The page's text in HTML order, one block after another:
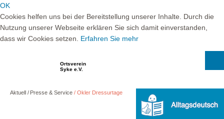
OK
Cookies helfen uns bei der Bereitstellung unserer Inhalte. Durch die
Nutzung unserer Webseite erklären Sie sich damit einverstanden,
dass wir Cookies setzen. Erfahren Sie mehr
Ortsverein
Syke e.V.
Aktuell Presse & Service Okler Dressurtage